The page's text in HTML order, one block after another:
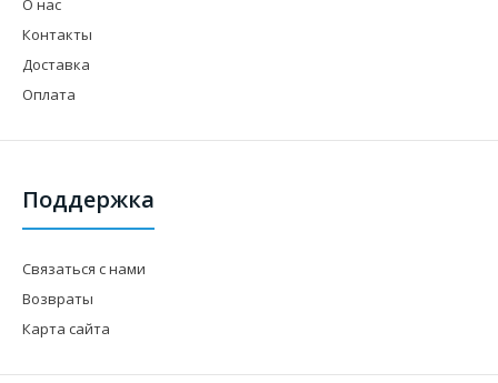
О нас
Контакты
Доставка
Оплата
Поддержка
Связаться с нами
Возвраты
Карта сайта